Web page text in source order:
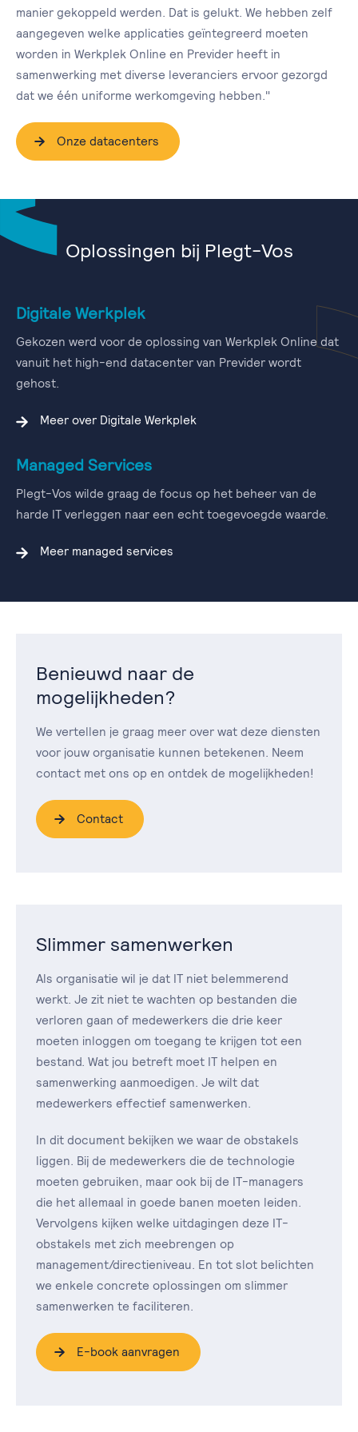
manier gekoppeld werden. Dat is gelukt. We hebben zelf
aangegeven welke applicaties geïntegreerd moeten
worden in Werkplek Online en Previder heeft in
samenwerking met diverse leveranciers ervoor gezorgd
dat we één uniforme werkomgeving hebben."
Onze datacenters
Oplossingen bij Plegt-Vos
Digitale Werkplek
Gekozen werd voor de oplossing van Werkplek Online dat
vanuit het high-end datacenter van Previder wordt
gehost.
Meer over Digitale Werkplek
Managed Services
Plegt-Vos wilde graag de focus op het beheer van de
harde IT verleggen naar een echt toegevoegde waarde.
Meer managed services
Benieuwd naar de
mogelijkheden?
We vertellen je graag meer over wat deze diensten
voor jouw organisatie kunnen betekenen. Neem
contact met ons op en ontdek de mogelijkheden!
Contact
Slimmer samenwerken
Als organisatie wil je dat IT niet belemmerend
werkt. Je zit niet te wachten op bestanden die
verloren gaan of medewerkers die drie keer
moeten inloggen om toegang te krijgen tot een
bestand. Wat jou betreft moet IT helpen en
samenwerking aanmoedigen. Je wilt dat
medewerkers effectief samenwerken.
In dit document bekijken we waar de obstakels
liggen. Bij de medewerkers die de technologie
moeten gebruiken, maar ook bij de IT-managers
die het allemaal in goede banen moeten leiden.
Vervolgens kijken welke uitdagingen deze IT-
obstakels met zich meebrengen op
management/directieniveau. En tot slot belichten
we enkele concrete oplossingen om slimmer
samenwerken te faciliteren.
E-book aanvragen